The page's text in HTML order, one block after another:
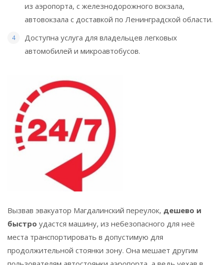
из аэропорта, с железнодорожного вокзала,
автовокзала с доставкой по Ленинградской области.
Доступна услуга для владельцев легковых
автомобилей и микроавтобусов.
Вызвав эвакуатор Магдалинский переулок, дешево и
быстро удастся машину, из небезопасного для неё
места транспортировать в допустимую для
продолжительной стоянки зону. Она мешает другим